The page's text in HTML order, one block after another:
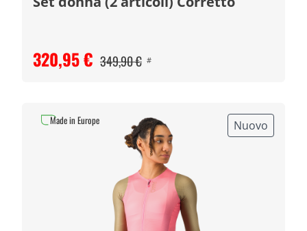
320,95 € 349,90 € #
Nuovo
Made in Europe